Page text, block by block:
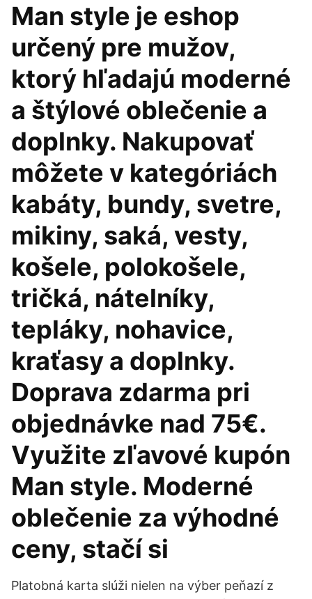
Man style je eshop
určený pre mužov,
ktorý hľadajú moderné
a štýlové oblečenie a
doplnky. Nakupovať
môžete v kategóriách
kabáty, bundy, svetre,
mikiny, saká, vesty,
košele, polokošele,
tričká, nátelníky,
tepláky, nohavice,
kraťasy a doplnky.
Doprava zdarma pri
objednávke nad 75€.
Využite zľavové kupón
Man style. Moderné
oblečenie za výhodné
ceny, stačí si
Platobná karta slúži nielen na výber peňazí z